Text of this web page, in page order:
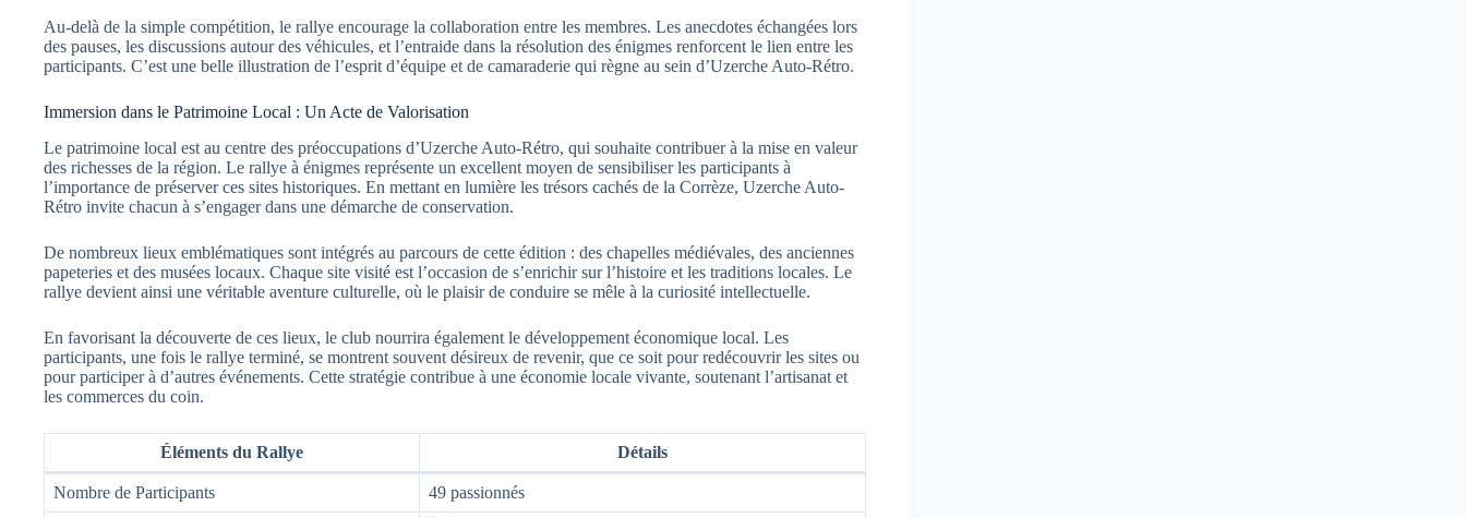
Au-delà de la simple compétition, le rallye encourage la collaboration entre les membres. Les anecdotes échangées lors
des pauses, les discussions autour des véhicules, et l’entraide dans la résolution des énigmes renforcent le lien entre les
participants. C’est une belle illustration de l’esprit d’équipe et de camaraderie qui règne au sein d’Uzerche Auto-Rétro.
Immersion dans le Patrimoine Local : Un Acte de Valorisation
Le patrimoine local est au centre des préoccupations d’Uzerche Auto-Rétro, qui souhaite contribuer à la mise en valeur
des richesses de la région. Le rallye à énigmes représente un excellent moyen de sensibiliser les participants à
l’importance de préserver ces sites historiques. En mettant en lumière les trésors cachés de la Corrèze, Uzerche Auto-
Rétro invite chacun à s’engager dans une démarche de conservation.
De nombreux lieux emblématiques sont intégrés au parcours de cette édition : des chapelles médiévales, des anciennes
papeteries et des musées locaux. Chaque site visité est l’occasion de s’enrichir sur l’histoire et les traditions locales. Le
rallye devient ainsi une véritable aventure culturelle, où le plaisir de conduire se mêle à la curiosité intellectuelle.
En favorisant la découverte de ces lieux, le club nourrira également le développement économique local. Les
participants, une fois le rallye terminé, se montrent souvent désireux de revenir, que ce soit pour redécouvrir les sites ou
pour participer à d’autres événements. Cette stratégie contribue à une économie locale vivante, soutenant l’artisanat et
les commerces du coin.
Éléments du Rallye Détails
Nombre de Participants 49 passionnés